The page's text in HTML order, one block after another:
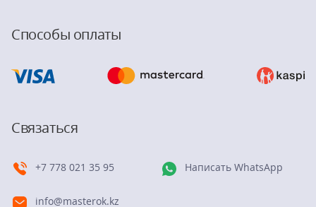
Способы оплаты
Связаться
+7 778 021 35 95 Написать WhatsApp
info@masterok.kz